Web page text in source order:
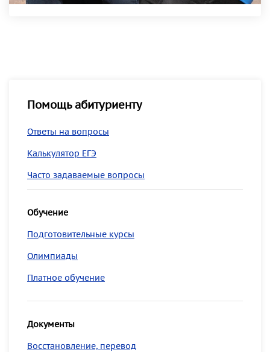
Помощь абитуриенту
Ответы на вопросы
Калькулятор ЕГЭ
Часто задаваемые вопросы
Обучение
Подготовительные курсы
Олимпиады
Платное обучение
Документы
Восстановление, перевод